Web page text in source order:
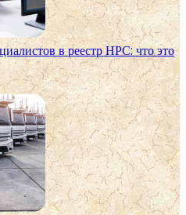
в реестр НРС: что это